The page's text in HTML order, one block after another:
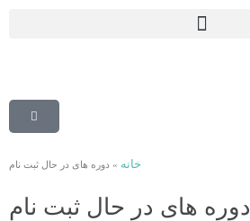
خانه » دوره های در حال ثبت نام
دوره های در حال ثبت نام